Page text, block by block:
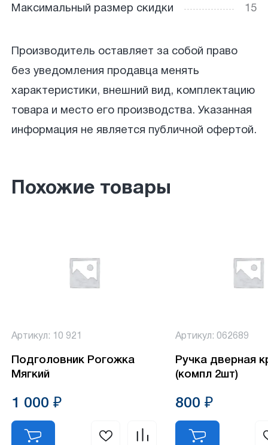
Максимальный размер скидки 15
Производитель оставляет за собой право
без уведомления продавца менять
характеристики, внешний вид, комплектацию
товара и место его производства. Указанная
информация не является публичной офертой.
Похожие товары
Артикул: 10 921
Подголовник Рогожка
Мягкий
1 000 ₽
Артикул: 062689
Ручка дверная
(компл 2шт)
800 ₽